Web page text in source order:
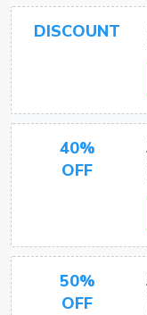
DISCOUNT
40%
OFF
50%
OFF